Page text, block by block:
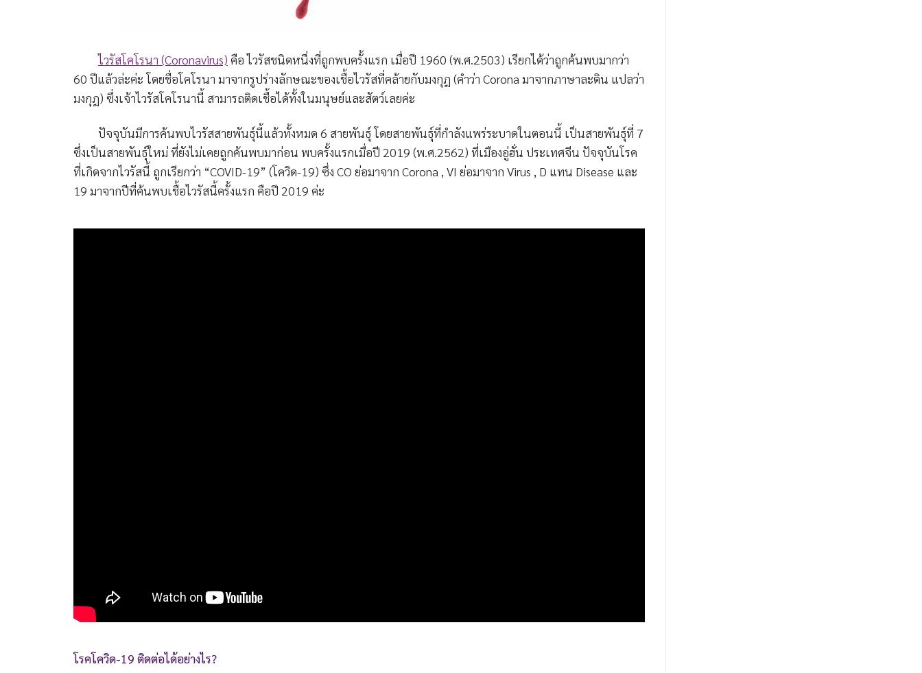
ไวรัสโคโรนา (Coronavirus) คือ ไวรัสชนิดหนึ่งที่ถูกพบครั้งแรก เมื่อปี 1960 (พ.ศ.2503) เรียกได้ว่าถูกค้นพบมากว่า
60 ปีแล้วล่ะค่ะ โดยชื่อโคโรนา มาจากรูปร่างลักษณะของเชื้อไวรัสที่คล้ายกับมงกุฎ (คำว่า Corona มาจากภาษาละติน แปลว่า
มงกุฎ) ซึ่งเจ้าไวรัสโคโรนานี้ สามารถติดเชื้อได้ทั้งในมนุษย์และสัตว์เลยค่ะ
ปัจจุบันมีการค้นพบไวรัสสายพันธุ์นี้แล้วทั้งหมด 6 สายพันธุ์ โดยสายพันธุ์ที่กำลังแพร่ระบาดในตอนนี้ เป็นสายพันธุ์ที่ 7
ซึ่งเป็นสายพันธุ์ใหม่ ที่ยังไม่เคยถูกค้นพบมาก่อน พบครั้งแรกเมื่อปี 2019 (พ.ศ.2562) ที่เมืองอู่ฮั่น ประเทศจีน ปัจจุบันโรค
ที่เกิดจากไวรัสนี้ ถูกเรียกว่า “COVID-19” (โควิด-19) ซึ่ง CO ย่อมาจาก Corona , VI ย่อมาจาก Virus , D แทน Disease และ
19 มาจากปีที่ค้นพบเชื้อไวรัสนี้ครั้งแรก คือปี 2019 ค่ะ
โรคโควิด-19 ติดต่อได้อย่างไร?